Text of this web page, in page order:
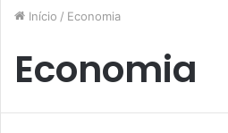
Início / Economia
Economia